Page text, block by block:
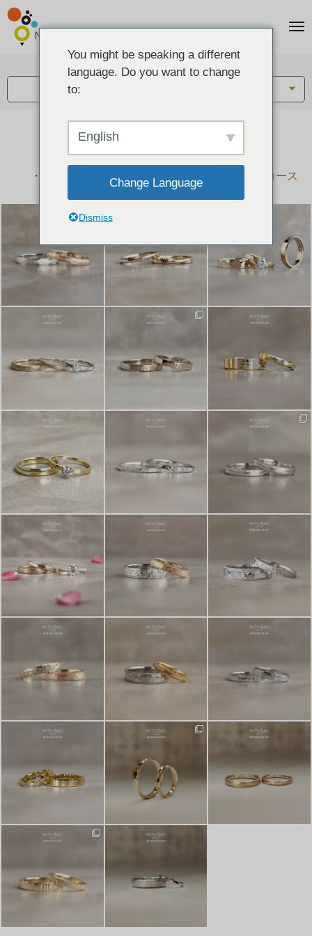
結婚指輪とペアリングのデザイン集
下記コースで手作りされた作品をご紹介します
手作り結婚指輪コース
手作りペアリングコース
You might be speaking a different
language. Do you want to change
to:
English
Change Language
Dismiss